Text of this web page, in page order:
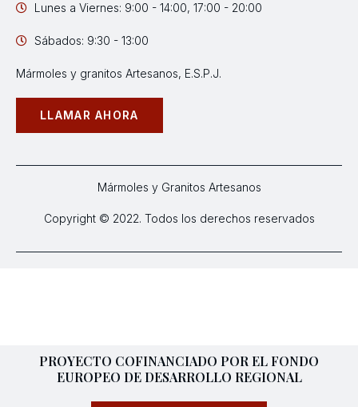
Lunes a Viernes: 9:00 - 14:00, 17:00 - 20:00
Sábados: 9:30 - 13:00
Mármoles y granitos Artesanos, E.S.P.J.
LLAMAR AHORA
Mármoles y Granitos Artesanos
Copyright © 2022. Todos los derechos reservados
PROYECTO COFINANCIADO POR EL FONDO
EUROPEO DE DESARROLLO REGIONAL